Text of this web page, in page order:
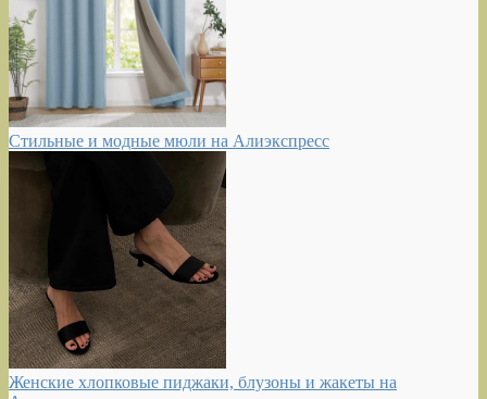
Стильные и модные мюли на Алиэкспресс
Женские хлопковые пиджаки, блузоны и жакеты на